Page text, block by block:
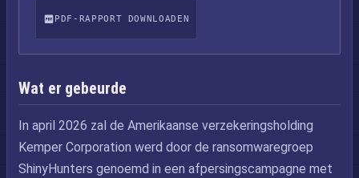
PDF-RAPPORT DOWNLOADEN
Wat er gebeurde
In april 2026 zal de Amerikaanse verzekeringsholding
Kemper Corporation werd door de ransomwaregroep
ShinyHunters genoemd in een afpersingscampagne met